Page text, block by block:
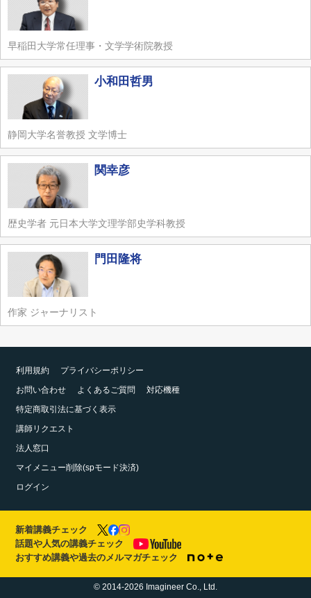
早稲田大学常任理事・文学学術院教授
小和田哲男
静岡大学名誉教授 文学博士
関幸彦
歴史学者 元日本大学文理学部史学科教授
門田隆将
作家 ジャーナリスト
利用規約
プライバシーポリシー
お問い合わせ
よくあるご質問
対応機種
特定商取引法に基づく表示
講師リクエスト
法人窓口
マイメニュー削除(spモード決済)
ログイン
新着講義チェック
話題や人気の講義チェック
おすすめ講義や過去のメルマガチェック
© 2014-2026 Imagineer Co., Ltd.